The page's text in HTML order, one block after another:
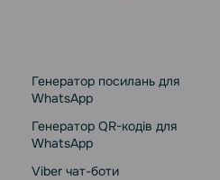
Генератор посилань для
WhatsApp
Генератор QR-кодів для
WhatsApp
Viber чат-боти